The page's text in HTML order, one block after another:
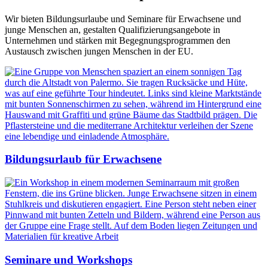
Wir bieten Bildungsurlaube und Seminare für Erwachsene und
junge Menschen an, gestalten Qualifizierungsangebote in
Unternehmen und stärken mit Begegnungsprogrammen den
Austausch zwischen jungen Menschen in der EU.
Bildungsurlaub für Erwachsene
Seminare und Workshops